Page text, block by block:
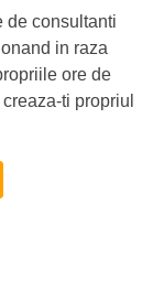
de consultanti
in raza
ore de
ti propriul